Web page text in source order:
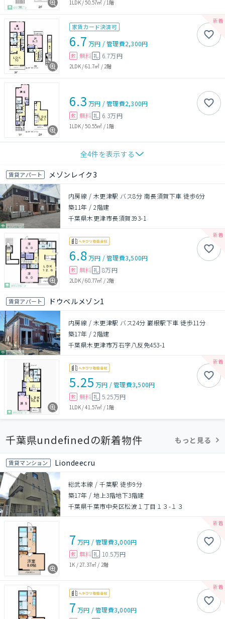
1LDK/50.57㎡ /1階
家賃カード決済可
6.7 万円 /管理費2,300円
敷 無料 礼 6.7万円
2LDK/61.7㎡ /2階
6.3 万円 /管理費2,300円
敷 無料 礼 6.3万円
1LDK/50.55㎡ / 1階
全4件を表示する
賃貸アパート メゾンレイク3
内房線 / 木更津駅 バス8分 南長須賀下車 徒歩6分
築11年 /2階建
千葉県木更津市長須賀393-1
6.8万円 /管理費3,500円
敷 無料 礼 8万円
2LDK/60.77㎡ /2階
賃貸アパート ドウベルメゾン1
内房線 / 木更津駅 バス24分 巖根駅下車 徒歩11分
築17年 /2階建
千葉県木更津市万石字八反免453-1
5.25 万円 /管理費3,500円
敷 無料 礼 5.25万円
1LDK/41.57㎡ /1階
千葉県undefinedの新着物件 もっと見る
賃貸マンション Liondeecru
総武本線 / 千葉駅 徒歩9分
築17年 /地上3階地下3階建
千葉県千葉市中央区松波１丁目１３-１３
7 万円 /管理費3,000円
敷 無料 礼 10.5万円
1K / 27.37㎡ / 2階
7 万円 /管理費3,000円